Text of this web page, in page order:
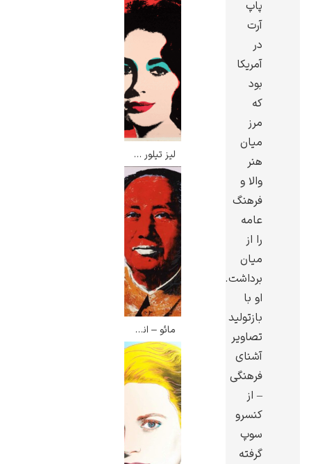
گوستاو کلیمت
ادوارد مونک
کامی پیسارو
پاپ
آرت
در
آمریکا
بود
که
مرز
میان
هنر
والا و
فرهنگ
عامه
را از
میان
برداشت.
او با
بازتولید
تصاویر
آشنای
فرهنگی
– از
کنسرو
سوپ
گرفته
لیز تیلور – اندی وارهول
مائو – اندی وارهول